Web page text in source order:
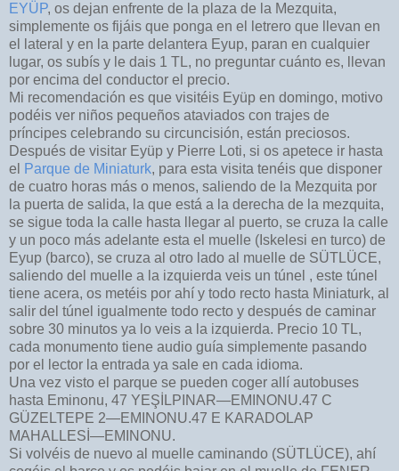
EYÜP, os dejan enfrente de la plaza de la Mezquita,
simplemente os fijáis que ponga en el letrero que llevan en
el lateral y en la parte delantera Eyup, paran en cualquier
lugar, os subís y le dais 1 TL, no preguntar cuánto es, llevan
por encima del conductor el precio.
Mi recomendación es que visitéis Eyüp en domingo, motivo
podéis ver niños pequeños ataviados con trajes de
príncipes celebrando su circuncisión, están preciosos.
Después de visitar Eyüp y Pierre Loti, si os apetece ir hasta
el
Parque de Miniaturk, para esta visita tenéis que disponer
de cuatro horas más o menos, saliendo de la Mezquita por
la puerta de salida, la que está a la derecha de la mezquita,
se sigue toda la calle hasta llegar al puerto, se cruza la calle
y un poco más adelante esta el muelle (Iskelesi en turco) de
Eyup (barco), se cruza al otro lado al muelle de SÜTLÜCE,
saliendo del muelle a la izquierda veis un túnel , este túnel
tiene acera, os metéis por ahí y todo recto hasta Miniaturk, al
salir del túnel igualmente todo recto y después de caminar
sobre 30 minutos ya lo veis a la izquierda. Precio 10 TL,
cada monumento tiene audio guía simplemente pasando
por el lector la entrada ya sale en cada idioma.
Una vez visto el parque se pueden coger allí autobuses
hasta Eminonu, 47 YEŞİLPINAR—EMINONU.47 C
GÜZELTEPE 2—EMINONU.47 E KARADOLAP
MAHALLESİ—EMINONU.
Si volvéis de nuevo al muelle caminando (SÜTLÜCE), ahí